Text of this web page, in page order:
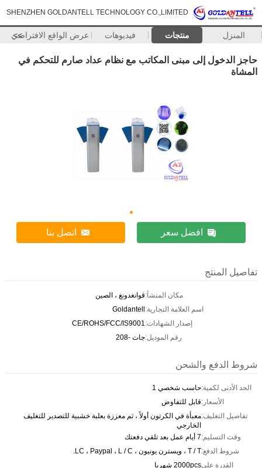
SHENZHEN GOLDANTELL TECHNOLOGY CO.,LIMITED
المنزل منتجات فيديوهات عرض الواقع الافتراضي
>>
حاجز الدخول إلى مبنى المكاتب مع نظام عداد صارم للتحكم في
المشاة
افضل سعر اتصل بنا
تفاصيل المنتج
مكان المنشأ:قوانغدونغ ، الصين
اسم العلامة التجارية:Goldantell
إصدار الشهادات:CE/ROHS/FCC/IS9001
رقم الموديل:جات -208
شروط الدفع والشحن
الحد الأدنى لكمية:حاسب شخصي 1
الأسعار:قابل للتفاوض
تفاصيل التغليف:معبأة في الكرتون أولاً ، ثم معززة بعلبة خشبية للتصدير للتغليف
الخارجي
وقت التسليم:7 أيام عمل بعد تلقي دفعتك
شروط الدفع:T / T ، ويسترن يونيون ، LC ، Paypal ، L / C.
القدرة على2000pcs شهريا